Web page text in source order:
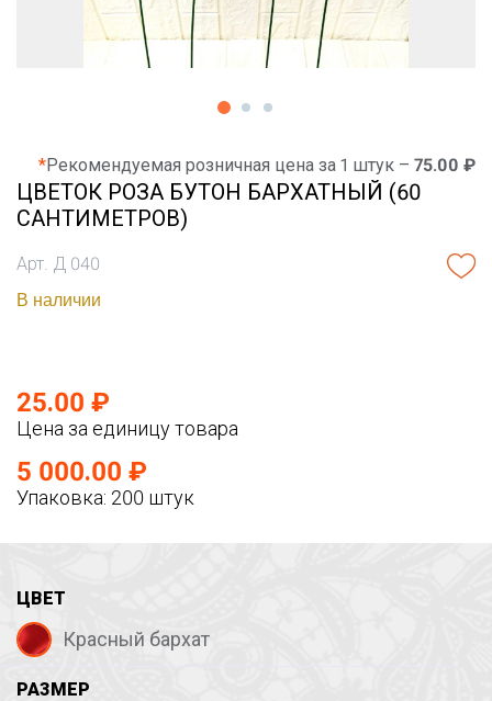
*Рекомендуемая розничная цена за 1 штук – 75.00 ₽
ЦВЕТОК РОЗА БУТОН БАРХАТНЫЙ (60
САНТИМЕТРОВ)
Арт. Д 040
В наличии
25.00 ₽
Цена за единицу товара
5 000.00 ₽
Упаковка: 200 штук
ЦВЕТ
Красный бархат
РАЗМЕР